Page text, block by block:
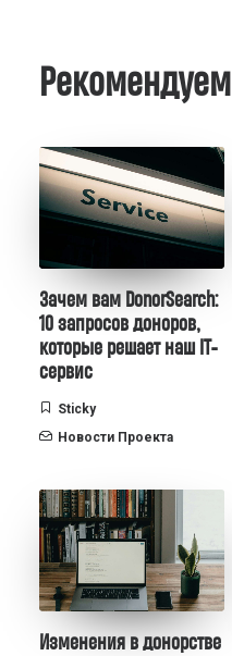
Зачем вам DonorSearch:
10 запросов доноров,
которые решает наш IT-
сервис
Sticky
Новости Проекта
Изменения в донорстве